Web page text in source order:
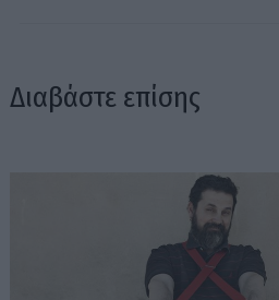
Διαβάστε επίσης